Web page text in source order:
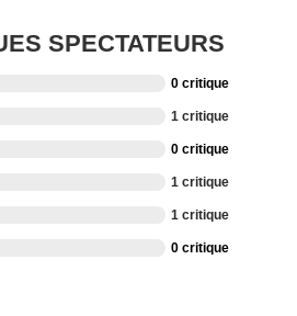
SPECTATEURS
0 critique
1 critique
0 critique
1 critique
1 critique
0 critique